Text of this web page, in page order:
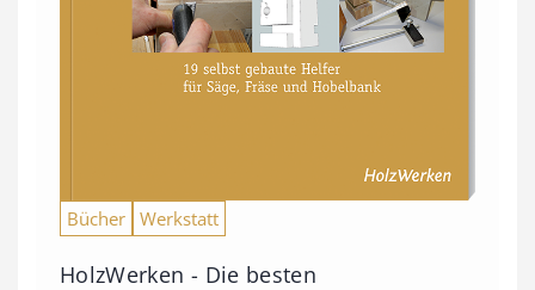
b
i
0
Bücher Werkstatt
HolzWerken - Die besten